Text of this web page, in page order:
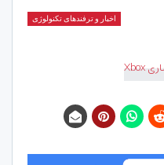
اخبار و ترفندهای تکنولوژی